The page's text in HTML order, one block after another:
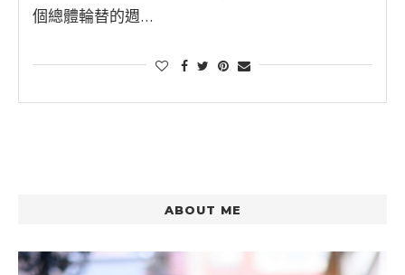
個總體輪替的週…
ABOUT ME